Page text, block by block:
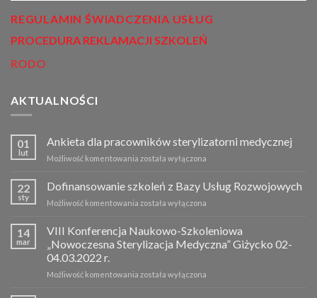
REGULAMIN ŚWIADCZENIA USŁUG
PROCEDURA REKLAMACJI SZKOLEŃ
RODO
AKTUALNOŚCI
01
lut
Ankieta dla pracowników sterylizatorni medycznej
Możliwość komentowania Ankieta
pracowników
medycznej
została wyłączona
22
sty
Dofinansowanie szkoleń z Bazy Usług Rozwojowych
Możliwość komentowania Dofinansowanie
Bazy
Usług
została wyłączona
14
mar
VIII Konferencja Naukowo-Szkoleniowa
„Nowoczesna Sterylizacja Medyczna” Giżycko 02-
04.03.2022 r.
Możliwość komentowania VIII
została wyłączona